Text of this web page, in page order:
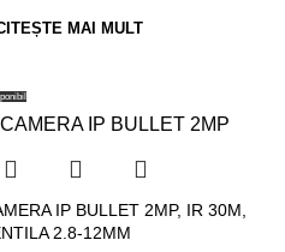
MAI MULT
IP BULLET 2MP, IR 30M,
2.8-12MM